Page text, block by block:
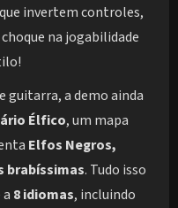
que invertem controles,
na jogabilidade
guitarra, a demo ainda
Élfico, um mapa
Elfos Negros,
brabíssimas. Tudo isso
8 idiomas, incluindo